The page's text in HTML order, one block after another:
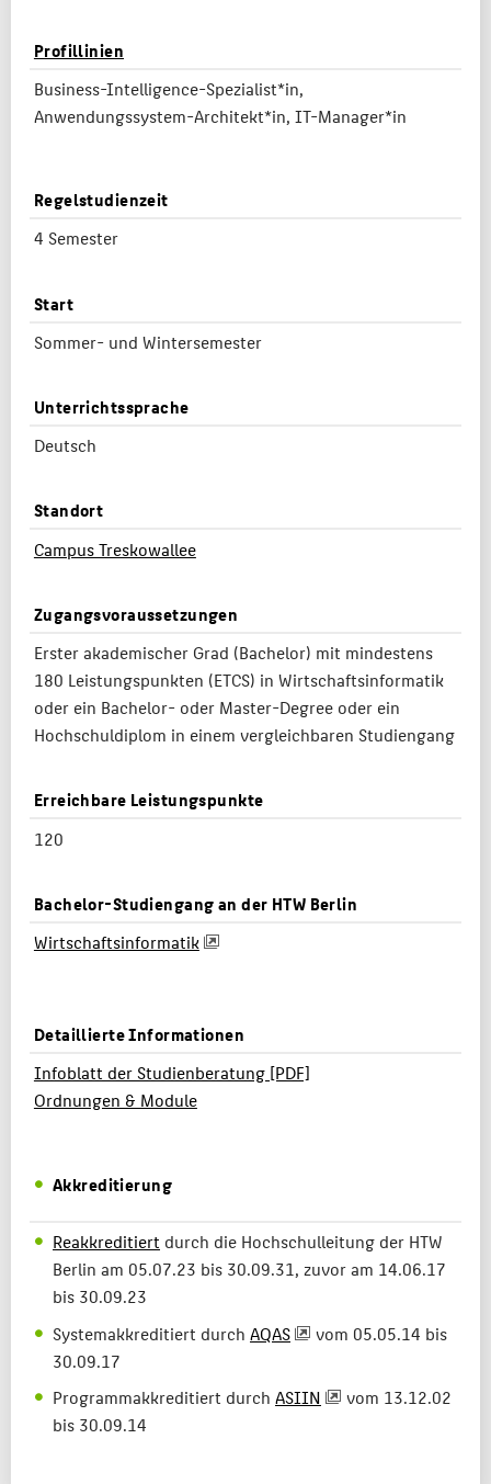
Profillinien
Business-Intelligence-Spezialist*in,
Anwendungssystem-Architekt*in, IT-Manager*in
Regelstudienzeit
4 Semester
Start
Sommer- und Wintersemester
Unterrichtssprache
Deutsch
Standort
Campus Treskowallee
Zugangsvoraussetzungen
Erster akademischer Grad (Bachelor) mit mindestens
180 Leistungspunkten (ETCS) in Wirtschaftsinformatik
oder ein Bachelor- oder Master-Degree oder ein
Hochschuldiplom in einem vergleichbaren Studiengang
Erreichbare Leistungspunkte
120
Bachelor-Studiengang an der HTW Berlin
Wirtschaftsinformatik
Detaillierte Informationen
Infoblatt der Studienberatung [PDF]
Ordnungen & Module
Akkreditierung
Reakkreditiert durch die Hochschulleitung der HTW
Berlin am 05.07.23 bis 30.09.31, zuvor am 14.06.17
bis 30.09.23
Systemakkreditiert durchAQAS
vom 05.05.14 bis
30.09.17
Programmakkreditiert durchASIIN
vom 13.12.02
bis 30.09.14